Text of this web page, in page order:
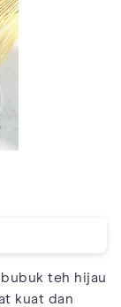
bubuk teh hijau
kuat dan